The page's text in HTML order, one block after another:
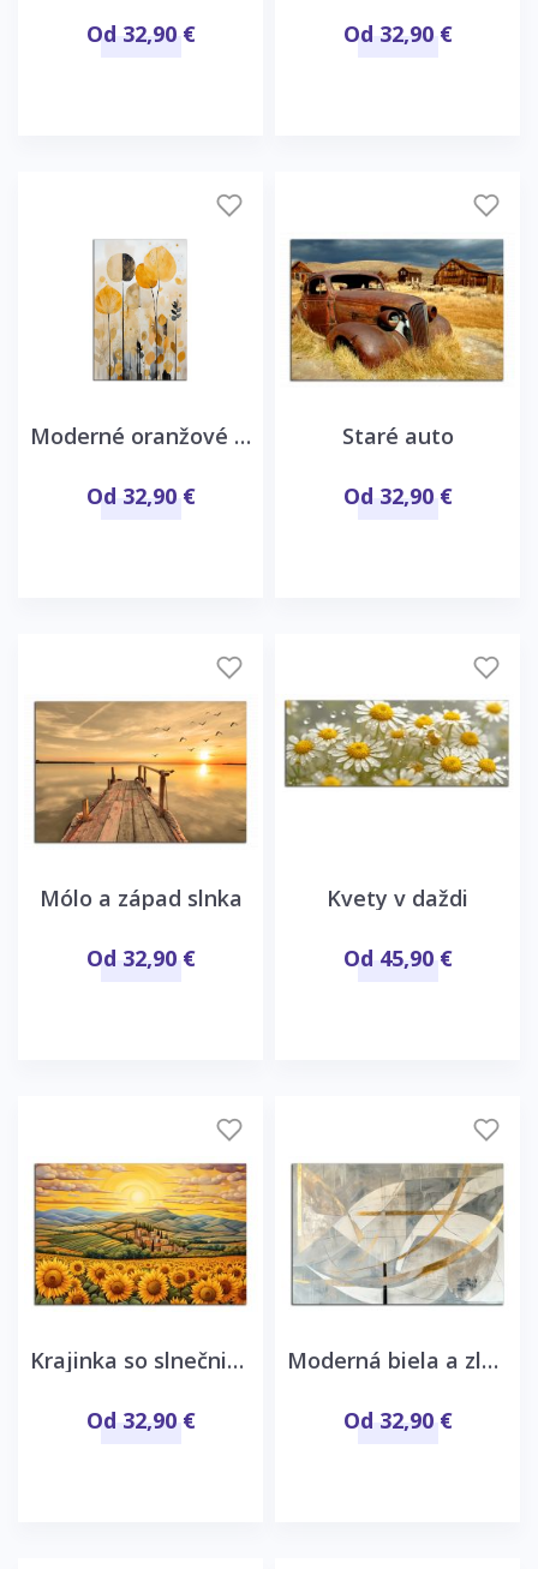
Od 32,90 € Od 32,90 €
Moderné oranžové listy
Od 32,90 €
Staré auto
Od 32,90 €
Mólo a západ slnka
Od 32,90 €
Kvety v daždi
Od 45,90 €
Krajinka so slnečnicami
Od 32,90 €
Moderná biela a zlatá abstrakcia
Od 32,90 €